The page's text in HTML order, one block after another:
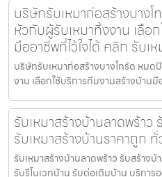
บริษัทรับเหมาก่อสร้างบาง
หัวกับผู้รับเหมาทิ้งงาน เลือ
มืออาชีพที่ไว้ใจได้ คลิก รับเ
บริษัทรับเหมาก่อสร้างบางโทรัด หม
งาน เลือกใช้บริการทีมงานสร้างบ้านมื
รับเหมาสร้างบ้านลาดพร้า
รับเหมาสร้างบ้านราคาถูก ทั่
รับเหมาสร้างบ้านลาดพร้าว รับสร้างบ้
รับรีโนเวทบ้าน รับต่อเติมบ้าน บริการ